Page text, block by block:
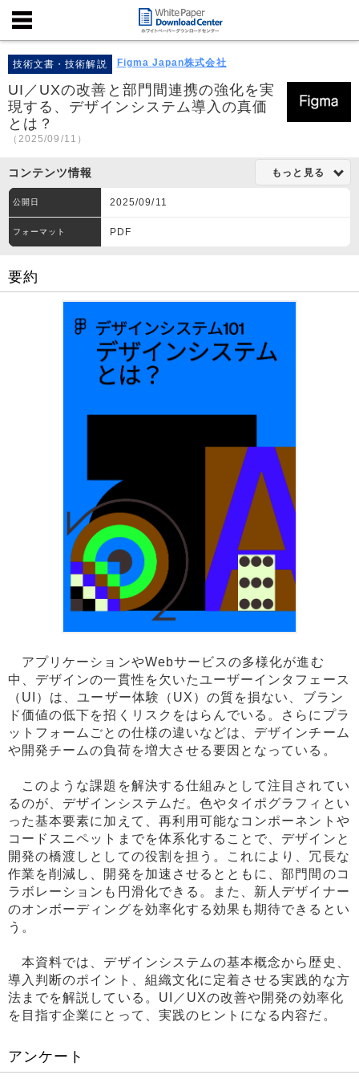
技術文書・技術解説 Figma Japan株式会社
UI／UXの改善と部門間連携の強化を実
現する、デザインシステム導入の真価
とは？
（2025/09/11）
コンテンツ情報 もっと見る
公開日 2025/09/11
フォーマット PDF
要約
アプリケーションやWebサービスの多様化が進む
中、デザインの一貫性を欠いたユーザーインタフェース
（UI）は、ユーザー体験（UX）の質を損ない、ブラン
ド価値の低下を招くリスクをはらんでいる。さらにプラ
ットフォームごとの仕様の違いなどは、デザインチーム
や開発チームの負荷を増大させる要因となっている。
このような課題を解決する仕組みとして注目されてい
るのが、デザインシステムだ。色やタイポグラフィとい
った基本要素に加えて、再利用可能なコンポーネントや
コードスニペットまでを体系化することで、デザインと
開発の橋渡しとしての役割を担う。これにより、冗長な
作業を削減し、開発を加速させるとともに、部門間のコ
ラボレーションも円滑化できる。また、新人デザイナー
のオンボーディングを効率化する効果も期待できるとい
う。
本資料では、デザインシステムの基本概念から歴史、
導入判断のポイント、組織文化に定着させる実践的な方
法までを解説している。UI／UXの改善や開発の効率化
を目指す企業にとって、実践のヒントになる内容だ。
アンケート